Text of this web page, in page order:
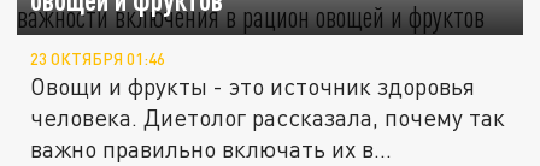
23 ОКТЯБРЯ 01:46
Овощи и фрукты - это источник здоровья
человека. Диетолог рассказала, почему так
важно правильно включать их в...